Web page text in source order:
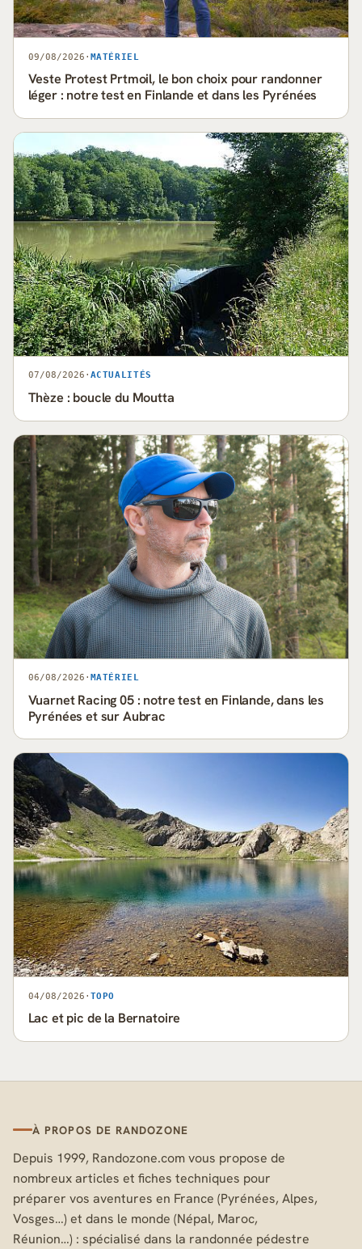
09/08/2026 · MATÉRIEL
Veste Protest Prtmoil, le bon choix pour randonner
léger : notre test en Finlande et dans les Pyrénées
07/08/2026 · ACTUALITÉS
Thèze : boucle du Moutta
06/08/2026 · MATÉRIEL
Vuarnet Racing 05 : notre test en Finlande, dans les
Pyrénées et sur Aubrac
04/08/2026 · TOPO
Lac et pic de la Bernatoire
À PROPOS DE RANDOZONE
Depuis 1999, Randozone.com vous propose de
nombreux articles et fiches techniques pour
préparer vos aventures en France (Pyrénées, Alpes,
Vosges…) et dans le monde (Népal, Maroc,
Réunion…) : spécialisé dans la randonnée pédestre